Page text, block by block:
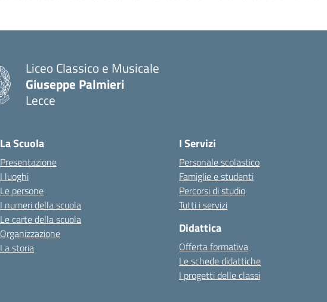
Liceo Classico e Musicale
Giuseppe Palmieri
Lecce
La Scuola
Presentazione
I luoghi
Le persone
I numeri della scuola
Le carte della scuola
Organizzazione
La storia
I Servizi
Personale scolastico
Famiglie e studenti
Percorsi di studio
Tutti i servizi
Didattica
Offerta formativa
Le schede didattiche
I progetti delle classi